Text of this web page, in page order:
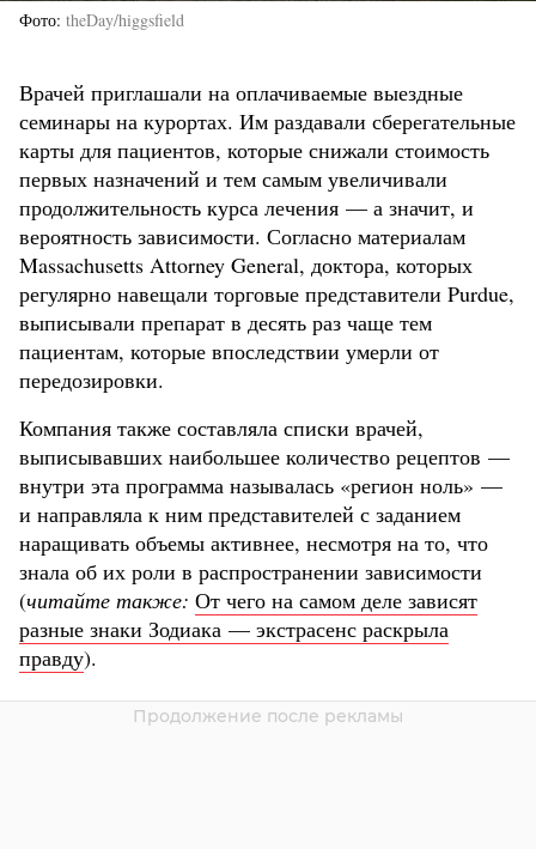
Фото theDay/higgsfield
Врачей приглашали на оплачиваемые выездные
семинары на курортах. Им раздавали сберегательные
карты для пациентов, которые снижали стоимость
первых назначений и тем самым увеличивали
продолжительность курса лечения — а значит, и
вероятность зависимости. Согласно материалам
Massachusetts Attorney General, доктора, которых
регулярно навещали торговые представители Purdue,
выписывали препарат в десять раз чаще тем
пациентам, которые впоследствии умерли от
передозировки.
Компания также составляла списки врачей,
выписывавших наибольшее количество рецептов —
внутри эта программа называлась «регион ноль» —
и направляла к ним представителей с заданием
наращивать объемы активнее, несмотря на то, что
знала об их роли в распространении зависимости
(читайте также: От чего на самом деле зависят
разные знаки Зодиака — экстрасенс раскрыла
правду).